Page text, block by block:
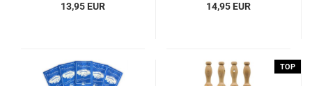
13,95 EUR 14,95 EUR
TOP